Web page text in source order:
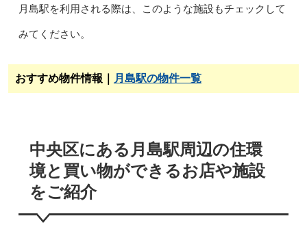
月島駅を利用される際は、このような施設もチェックして
みてください。
おすすめ物件情報｜ 月島駅の物件一覧
中央区にある月島駅周辺の住環
境と買い物ができるお店や施設
をご紹介